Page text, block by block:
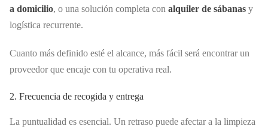
a domicilio, o una solución completa con alquiler de sábanas y
logística recurrente.
Cuanto más definido esté el alcance, más fácil será encontrar un
proveedor que encaje con tu operativa real.
2. Frecuencia de recogida y entrega
La puntualidad es esencial. Un retraso puede afectar a la limpieza